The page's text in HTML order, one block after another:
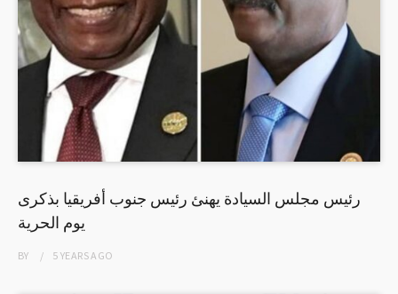
رئيس مجلس السيادة يهنئ رئيس جنوب أفريقيا بذكرى
يوم الحرية
BY 5 YEARSAGO